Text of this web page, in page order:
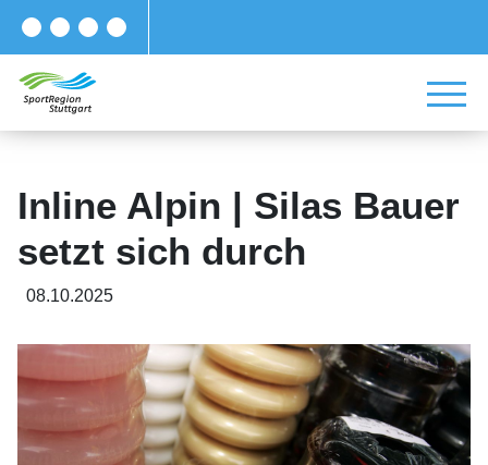
Inline Alpin | Silas Bauer
setzt sich durch
08.10.2025